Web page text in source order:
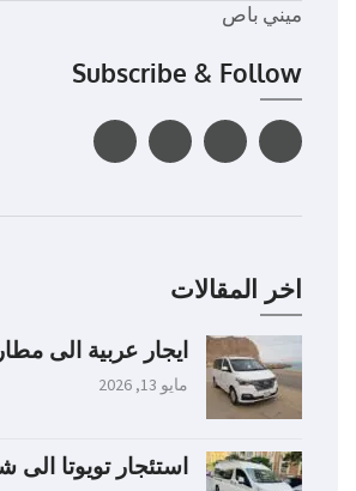
ميني باص
Subscribe & Follow
اخر المقالات
ايجار عربية الى
مايو 13, 2026
استئجار تويوتا الى